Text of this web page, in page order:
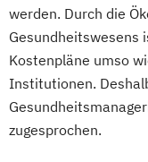
Fachberater
Fachkraft für
werden. Durch die
Gesundheitswesens
Kostenpläne umso
Institutionen.
zugesprochen.